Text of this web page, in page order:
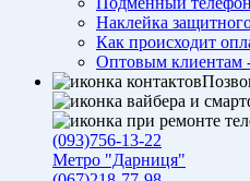
Наклейка
Как происходит
Оптовым клиентам
(093)756-13-22
Метро "Дарниця"